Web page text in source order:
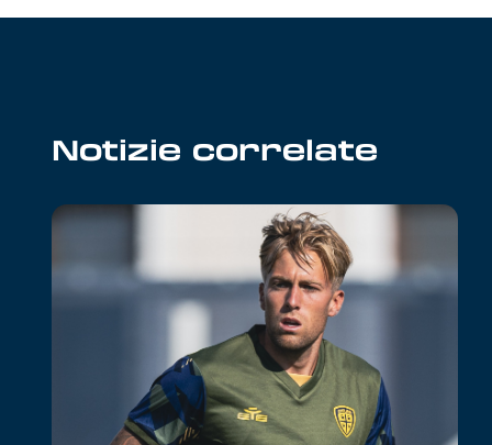
Notizie correlate